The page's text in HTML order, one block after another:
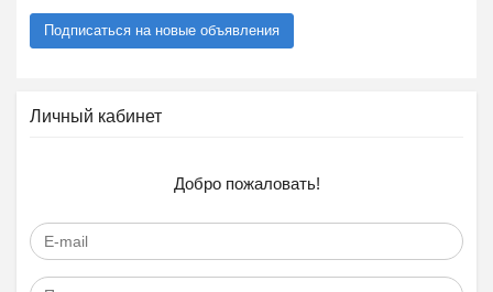
Подписаться на новые объявления
Личный кабинет
Добро пожаловать!